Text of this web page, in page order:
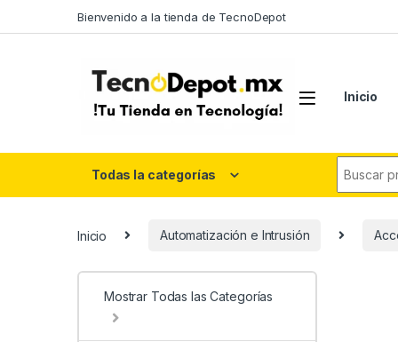
Bienvenido a la tienda de TecnoDepot
Inicio
Todas la categorías
Inicio Automatización e Intrusión
Mostrar Todas las Categorías